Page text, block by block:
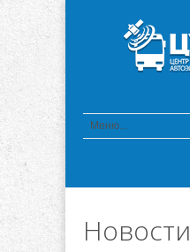
Новости